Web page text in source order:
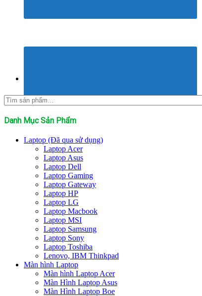
Tìm
kiếm:
Danh Mục Sản Phẩm
Laptop (Đã qua sử dụng)
Laptop Acer
Laptop Asus
Laptop Dell
Laptop Gaming
Laptop Gateway
Laptop HP
Laptop LG
Laptop Macbook
Laptop MSI
Laptop Samsung
Laptop Sony
Laptop Toshiba
Lenovo, IBM Thinkpad
Màn hình Laptop
Màn hình Laptop Acer
Màn Hình Laptop Asus
Màn Hình Laptop Boe